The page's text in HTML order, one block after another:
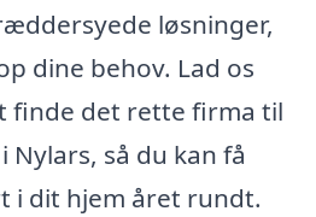
løsninger,
dine behov. Lad os
finde det rette firma til
så du kan få
i dit hjem året rundt.